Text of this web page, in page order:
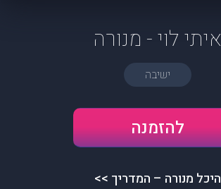
איתי לוי - מנורה
ישיבה
להזמנה
היכל מנורה – המדריך >>